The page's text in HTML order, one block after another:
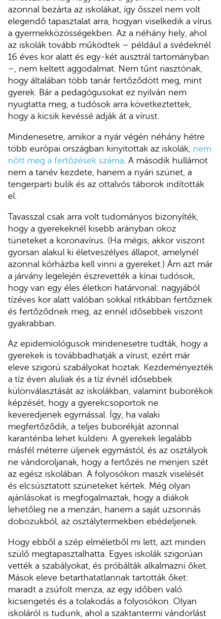
azonnal bezárta az iskolákat, így ősszel nem volt
elegendő tapasztalat arra, hogyan viselkedik a vírus
a gyermekközösségekben. Az a néhány hely, ahol
az iskolák tovább működtek – például a svédeknél
16 éves kor alatt és egy-két ausztrál tartományban
–, nem keltett aggodalmat. Nem tűnt riasztónak,
hogy általában több tanár fertőződött meg, mint
gyerek. Bár a pedagógusokat ez nyilván nem
nyugtatta meg, a tudósok arra következtettek,
hogy a kicsik kevéssé adják át a vírust.
Mindenesetre, amikor a nyár végén néhány hétre
több európai országban kinyitottak az iskolák, nem
nőtt meg a fertőzések száma. A második hullámot
nem a tanév kezdete, hanem a nyári szünet, a
tengerparti bulik és az ottalvós táborok indították
el.
Tavasszal csak arra volt tudományos bizonyíték,
hogy a gyerekeknél kisebb arányban okoz
tüneteket a koronavírus. (Ha mégis, akkor viszont
gyorsan alakul ki életveszélyes állapot, amelynél
azonnal kórházba kell vinni a gyereket.) Ám azt már
a járvány legelején észrevették a kínai tudósok,
hogy van egy éles életkori határvonal: nagyjából
tízéves kor alatt valóban sokkal ritkábban fertőznek
és fertőződnek meg, az ennél idősebbek viszont
gyakrabban.
Az epidemiológusok mindenesetre tudták, hogy a
gyerekek is továbbadhatják a vírust, ezért már
eleve szigorú szabályokat hoztak. Kezdeményezték
a tíz éven aluliak és a tíz évnél idősebbek
különválasztását az iskolákban, valamint buborékok
képzését, hogy a gyerekcsoportok ne
keveredjenek egymással. Így, ha valaki
megfertőződik, a teljes buborékját azonnal
karanténba lehet küldeni. A gyerekek legalább
másfél méterre üljenek egymástól, és az osztályok
ne vándoroljanak, hogy a fertőzés ne menjen szét
az egész iskolában. A folyosókon maszk viselését
és elcsúsztatott szüneteket kértek. Még olyan
ajánlásokat is megfogalmaztak, hogy a diákok
lehetőleg ne a menzán, hanem a saját uzsonnás
dobozukból, az osztálytermekben ebédeljenek.
Hogy ebből a szép elméletből mi lett, azt minden
szülő megtapasztalhatta. Egyes iskolák szigorúan
vették a szabályokat, és próbálták alkalmazni őket.
Mások eleve betarthatatlannak tartották őket:
maradt a zsúfolt menza, az egy időben való
kicsengetés és a tolakodás a folyosókon. Olyan
iskoláról is tudunk, ahol a szaktantermi vándorlást